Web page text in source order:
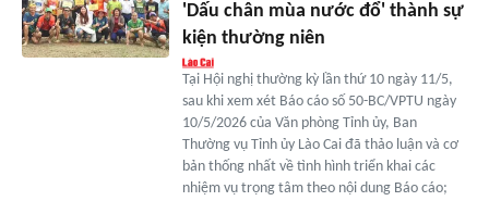
'Dấu chân mùa nước đổ' thành sự
kiện thường niên
Tại Hội nghị thường kỳ lần thứ 10 ngày 11/5,
sau khi xem xét Báo cáo số 50-BC/VPTU ngày
10/5/2026 của Văn phòng Tỉnh ủy, Ban
Thường vụ Tỉnh ủy Lào Cai đã thảo luận và cơ
bản thống nhất về tình hình triển khai các
nhiệm vụ trọng tâm theo nội dung Báo cáo;